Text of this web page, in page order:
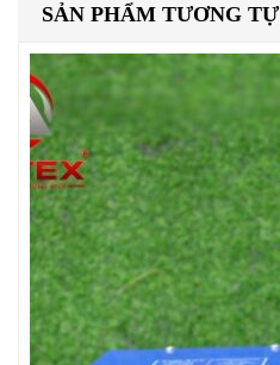
SẢN PHẨM TƯƠNG TỰ